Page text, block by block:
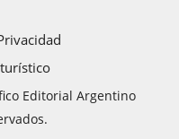
Editorial Argentino